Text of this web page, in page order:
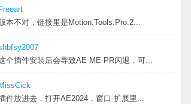
Freeart
版本不对，链接里是Motion.Tools.Pro.2...
个插件安装后会导致AE ME PR闪退，可...
MissCick
件放进去，打开AE2024，窗口-扩展里...